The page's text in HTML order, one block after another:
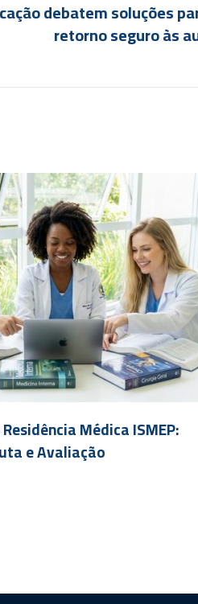
debatem soluções
retorno seguro às
Médica ISMEP:
e Avaliação